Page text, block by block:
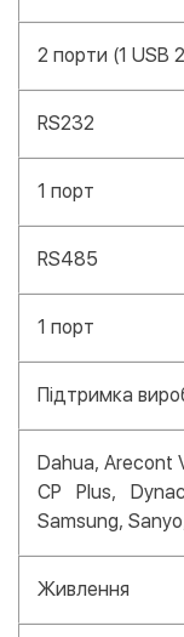
2 порти (1 USB
RS232
1 порт
RS485
1 порт
Підтримка
Dahua, Arecont
CP Plus,
Samsung,
Живлення